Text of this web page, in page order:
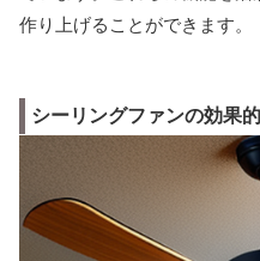
作り上げることができます。
シーリングファンの効果